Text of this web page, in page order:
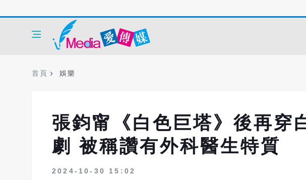
首頁 娛樂
張鈞甯《白色巨塔》後再穿
劇 被稱讚有外科醫生特質
2024-10-30 15:02